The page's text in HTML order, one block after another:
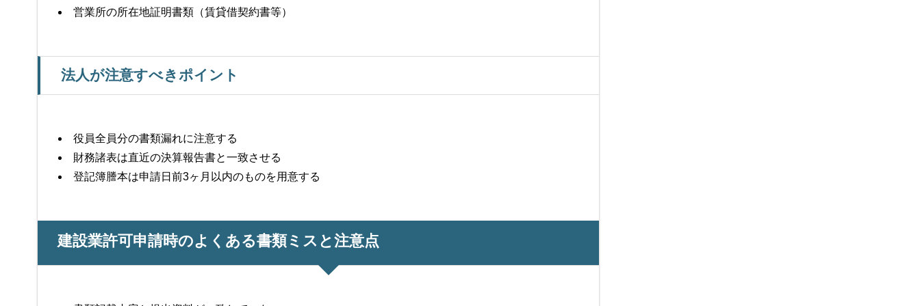
営業所の所在地証明書類（賃貸借契約書等）
法人が注意すべきポイント
役員全員分の書類漏れに注意する
財務諸表は直近の決算報告書と一致させる
登記簿謄本は申請日前3ヶ月以内のものを用意する
建設業許可申請時のよくある書類ミスと注意点